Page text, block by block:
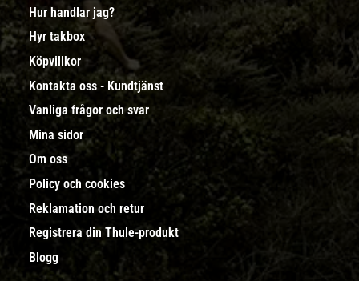
Hur handlar jag?
Hyr takbox
Köpvillkor
Kontakta oss - Kundtjänst
Vanliga frågor och svar
Mina sidor
Om oss
Policy och cookies
Reklamation och retur
Registrera din Thule-produkt
Blogg